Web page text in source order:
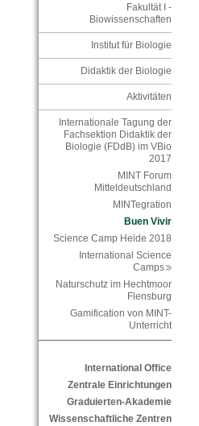
Fakultät I -
Biowissenschaften
Institut für Biologie
Didaktik der Biologie
Aktivitäten
Internationale Tagung der
Fachsektion Didaktik der
Biologie (FDdB) im VBio
2017
MINT Forum
Mitteldeutschland
MINTegration
Buen Vivir
Science Camp Heide 2018
International Science
Camps
Naturschutz im Hechtmoor
Flensburg
Gamification von MINT-
Unterricht
International Office
Zentrale Einrichtungen
Graduierten-Akademie
Wissenschaftliche Zentren